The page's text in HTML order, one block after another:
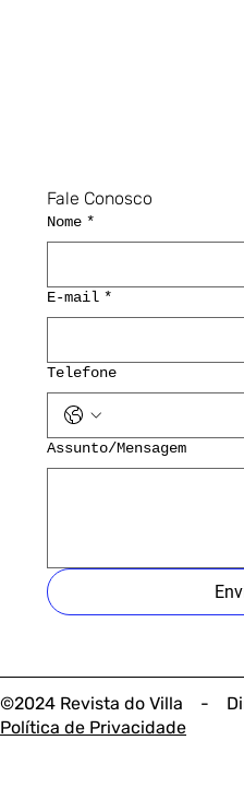
©2024 Revista do Villa -
Política de Privacidade
Fale Conosco
Nome *
E-mail *
Telefone
Assunto/Mensagem